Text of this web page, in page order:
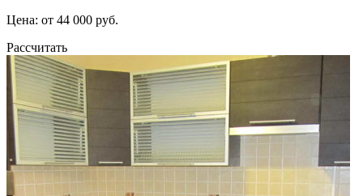
Цена: от 44 000 руб.
Рассчитать